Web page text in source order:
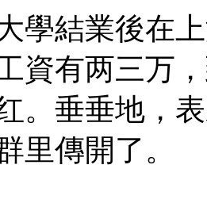
學結業後在
資有两三万
。垂垂地，
里傳開了。